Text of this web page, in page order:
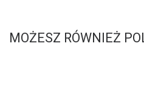
MOŻESZ RÓWNIEŻ